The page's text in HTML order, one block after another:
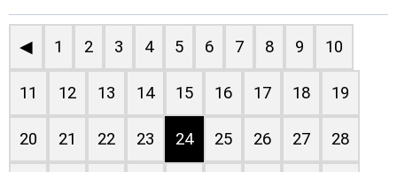
◀ 1 2 3 4 5 6 7 8 9 10
11 12 13 14 15 16 17 18 19
20 21 22 23 24 25 26 27 28